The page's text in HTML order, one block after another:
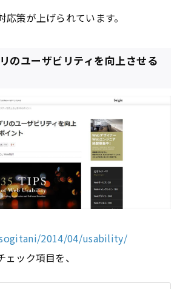
策が上げられています。
のユーザビリティを向上させる
2014/04/usability/
ェック項目を、